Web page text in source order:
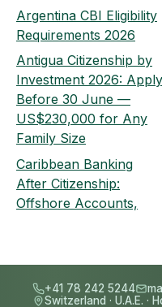
Argentina CBI Eligibility
Requirements 2026
Antigua Citizenship by
Investment 2026: Apply
Before 30 June —
US$230,000 for Any
Family Size
Caribbean Banking
After Citizenship:
Offshore Accounts,
+41 78 242 5244
Switzerland · U.A.E. ·